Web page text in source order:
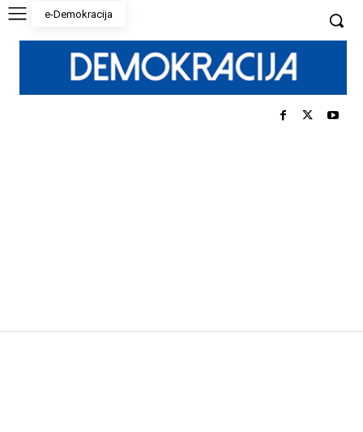
e-Demokracija